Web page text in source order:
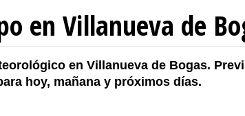
en Villanueva de
en Villanueva de Bogas.
hoy, mañana y próximos días.